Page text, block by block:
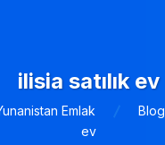
ilisia satılık ev
Emlak Blog
ev